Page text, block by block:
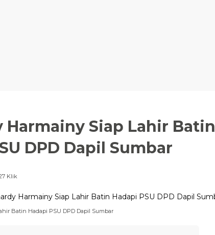
Harmainy Siap Lahir Batin
DPD Dapil Sumbar
Klik
Batin Hadapi PSU DPD Dapil Sumbar